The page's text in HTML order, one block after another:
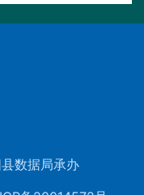
数据局承办